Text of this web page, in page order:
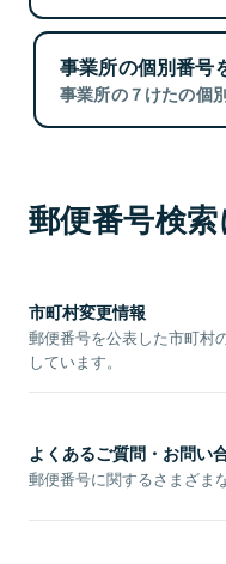
事業所の個別番号
事業所の７けたの個
郵便番号検
市町村変更情報
郵便番号を公表した市町村
しています。
よくあるご質問・お問い
郵便番号に関するさまざま